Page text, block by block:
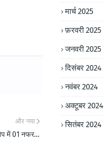
और नया
में 01 नफर...
मार्च 2025
फ़रवरी 2025
जनवरी 2025
दिसंबर 2024
नवंबर 2024
अक्टूबर 2024
सितंबर 2024